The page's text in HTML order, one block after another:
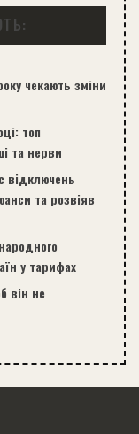
чекають зміни
топ
та нерви
відключень
та розвіяв
у тарифах
він не